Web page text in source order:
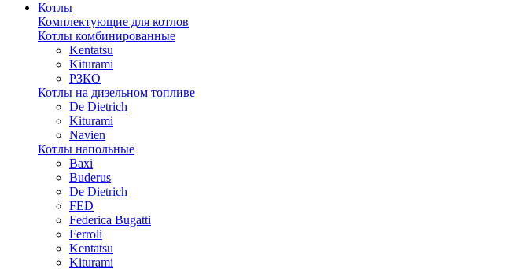
Котлы
Комплектующие для котлов
Котлы комбинированные
Kentatsu
Kiturami
РЗКО
Котлы на дизельном топливе
De Dietrich
Kiturami
Navien
Котлы напольные
Baxi
Buderus
De Dietrich
FED
Federica Bugatti
Ferroli
Kentatsu
Kiturami